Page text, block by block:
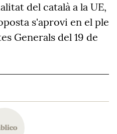
del català a la UE,
s'aprovi en el ple
Generals del 19 de